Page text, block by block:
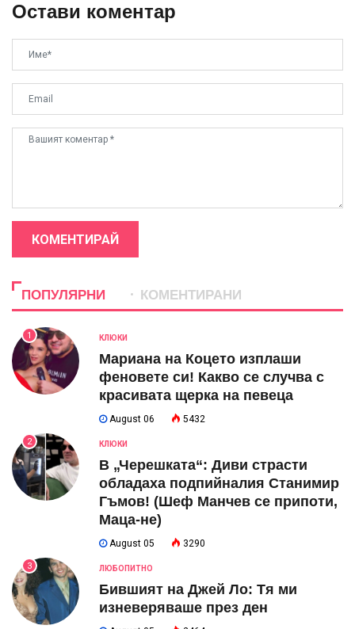
Остави коментар
КОМЕНТИРАЙ
ПОПУЛЯРНИ КОМЕНТИРАНИ
1 КЛЮКИ
Мариана на Коцето изплаши
феновете си! Какво се случва с
красивата щерка на певеца
August 06 5432
2 КЛЮКИ
В „Черешката“: Диви страсти
обладаха подпийналия Станимир
Гъмов! (Шеф Манчев се припоти,
Маца-не)
August 05 3290
3 ЛЮБОПИТНО
Бившият на Джей Ло: Тя ми
изневеряваше през ден